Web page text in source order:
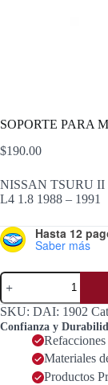
SOPORTE PARA
$190.00
NISSAN TSURU II
L4 1.8 1988 – 1991
Hasta 12
Saber más
SOPORTE
PARA
MOTOR
TRASERO
OEM
11360-
02Y00
cantidad
SKU: DAI: 1902
Confianza y
Materiales
Productos